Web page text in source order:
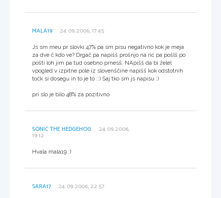
MALA19 24.09.2006, 17:45
Js sm meu pr slovki 47% pa sm pisu negativno kok je meja
za dve č kdo ve? Drgač pa napišš prošnjo na ric pa pošlš po
pošti loh jim pa tud osebno prnesš. NApišš da bi želel
vpogled v izpitne pole iz slovenščine napišš kok odstotnih
točk si dosegu in to je to ::) Saj tko sm js napisu ;)
pri slo je bilo 48% za pozitivno
SONIC THE HEDGEHOG 24.09.2006,
19:12
Hvala mala19 :)
SARA17 24.09.2006, 22:57